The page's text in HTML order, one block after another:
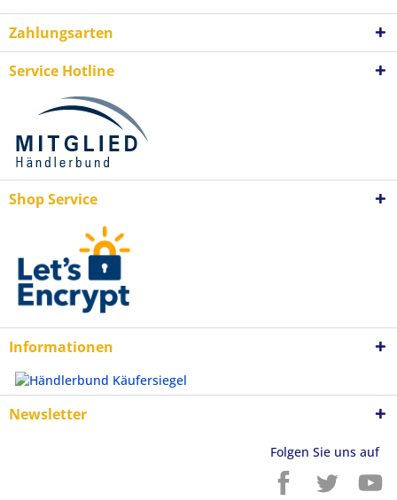
Zahlungsarten
Service Hotline
Shop Service
Informationen
Newsletter
Folgen Sie uns auf